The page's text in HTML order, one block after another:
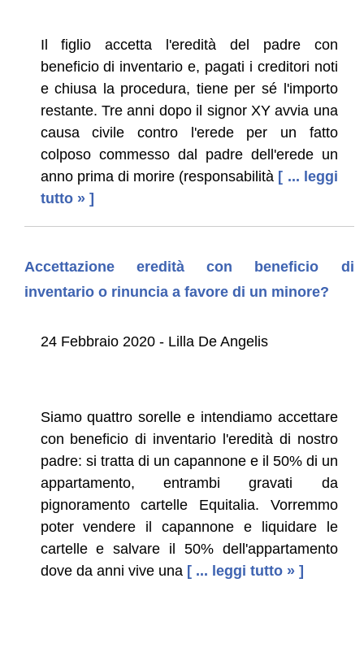
Il figlio accetta l'eredità del padre con
beneficio di inventario e, pagati i creditori noti
e chiusa la procedura, tiene per sé l'importo
restante. Tre anni dopo il signor XY avvia una
causa civile contro l'erede per un fatto
colposo commesso dal padre dell'erede un
anno prima di morire (responsabilità [ ... leggi
tutto » ]
Accettazione eredità con beneficio di
inventario o rinuncia a favore di un minore?
24 Febbraio 2020 - Lilla De Angelis
Siamo quattro sorelle e intendiamo accettare
con beneficio di inventario l'eredità di nostro
padre: si tratta di un capannone e il 50% di un
appartamento, entrambi gravati da
pignoramento cartelle Equitalia. Vorremmo
poter vendere il capannone e liquidare le
cartelle e salvare il 50% dell'appartamento
dove da anni vive una [ ... leggi tutto » ]